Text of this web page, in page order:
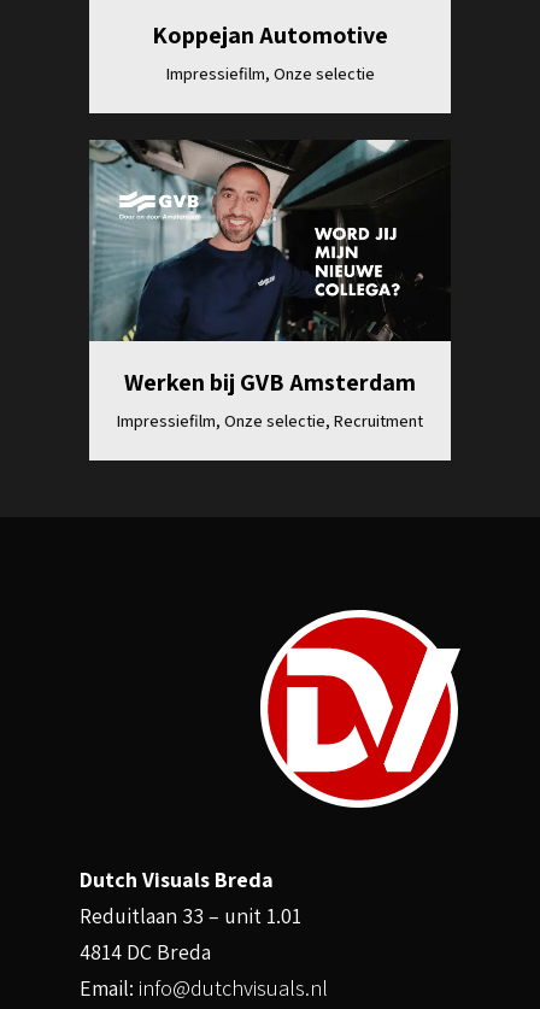
Koppejan Automotive
Impressiefilm, Onze selectie
Bekijk
Werken bij GVB Amsterdam
Impressiefilm, Onze selectie, Recruitment
Dutch Visuals Breda
Reduitlaan 33 – unit 1.01
4814 DC Breda
Email: info@dutchvisuals.nl